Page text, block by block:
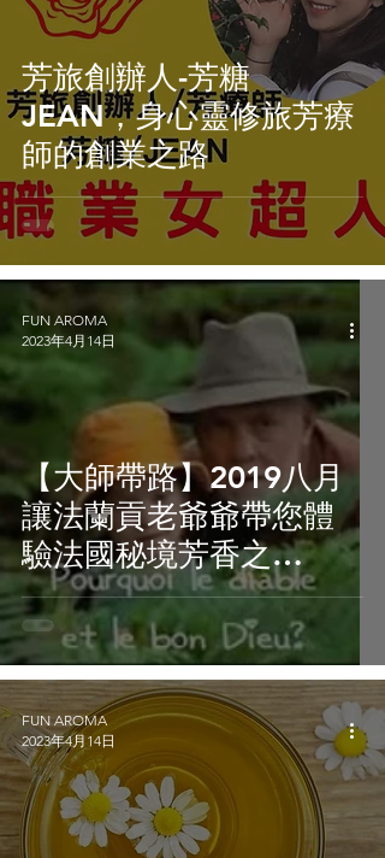
芳旅創辦人-芳糖
JEAN，身心靈修旅芳療
師的創業之路
【大師帶路】2019八月
讓法蘭貢老爺爺帶您體
驗法國秘境芳香之
旅!Let's go!
FUN AROMA
2023年4月14日
FUN AROMA
2023年4月14日